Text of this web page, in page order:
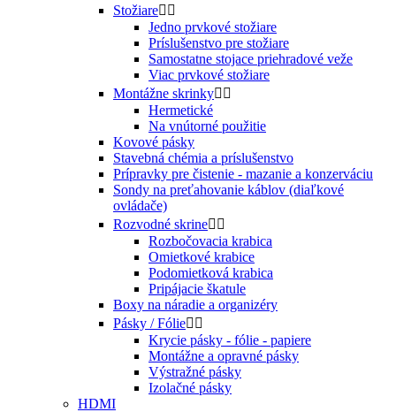
Stožiare 
Jedno prvkové stožiare
Príslušenstvo pre stožiare
Samostatne stojace priehradové veže
Viac prvkové stožiare
Montážne skrinky 
Hermetické
Na vnútorné použitie
Kovové pásky
Stavebná chémia a príslušenstvo
Prípravky pre čistenie - mazanie a konzerváciu
Sondy na preťahovanie káblov (diaľkové
ovládače)
Rozvodné skrine 
Rozbočovacia krabica
Omietkové krabice
Podomietková krabica
Pripájacie škatule
Boxy na náradie a organizéry
Pásky / Fólie 
Krycie pásky - fólie - papiere
Montážne a opravné pásky
Výstražné pásky
Izolačné pásky
HDMI